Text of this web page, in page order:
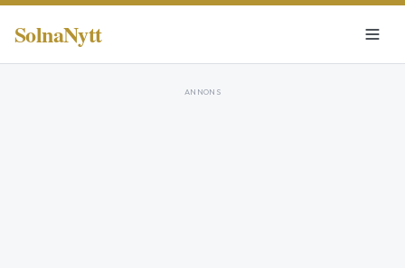
SolnaNytt
ANNONS